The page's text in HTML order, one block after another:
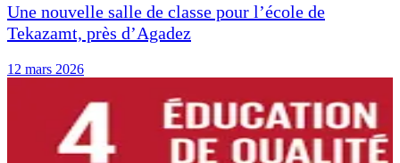
Une nouvelle salle de classe pour l’école de
Tekazamt, près d’Agadez
12 mars 2026